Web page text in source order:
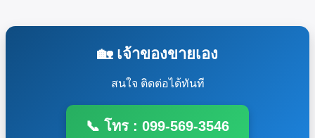
🏡 เจ้าของขายเอง
สนใจ ติดต่อได้ทันที
📞 โทร : 099-569-3546